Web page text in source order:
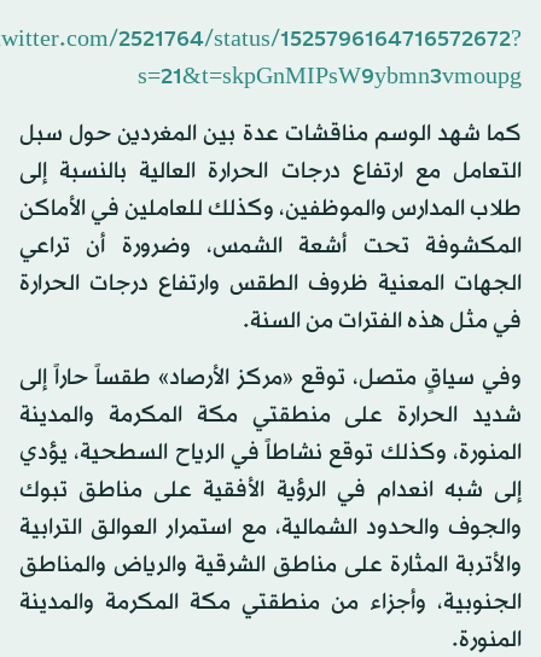
2521764/status/1525796164716572672?
s=21&t=skpGnMIPsW9ybmn3vmoupg
كما شهد الوسم مناقشات عدة بين المغردين حول سبل
التعامل مع ارتفاع درجات الحرارة العالية بالنسبة إلى
طلاب المدارس والموظفين، وكذلك للعاملين في الأماكن
المكشوفة تحت أشعة الشمس، وضرورة أن تراعي
الجهات المعنية ظروف الطقس وارتفاع درجات الحرارة
في مثل هذه الفترات من السنة.
وفي سياقٍ متصل، توقع «مركز الأرصاد» طقساً حاراً إلى
شديد الحرارة على منطقتي مكة المكرمة والمدينة
المنورة، وكذلك توقع نشاطاً في الرياح السطحية، يؤدي
إلى شبه انعدام في الرؤية الأفقية على مناطق تبوك
والجوف والحدود الشمالية، مع استمرار العوالق الترابية
والأتربة المثارة على مناطق الشرقية والرياض والمناطق
الجنوبية، وأجزاء من منطقتي مكة المكرمة والمدينة
المنورة.